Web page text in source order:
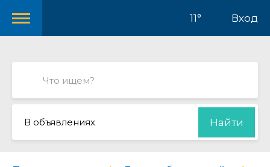
11° Вход
В объявлениях Найти